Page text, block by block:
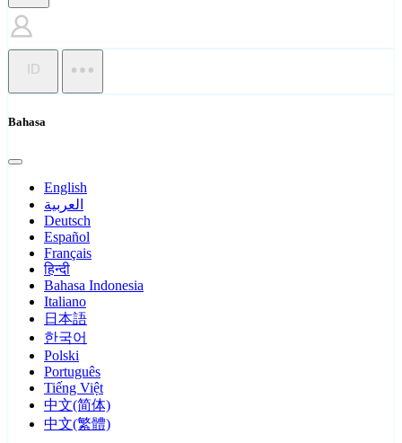
ID
Bahasa
English
العربية
Deutsch
Español
Français
हिन्दी
Bahasa Indonesia
Italiano
日本語
한국어
Polski
Português
Tiếng Việt
中文(简体)
中文(繁體)